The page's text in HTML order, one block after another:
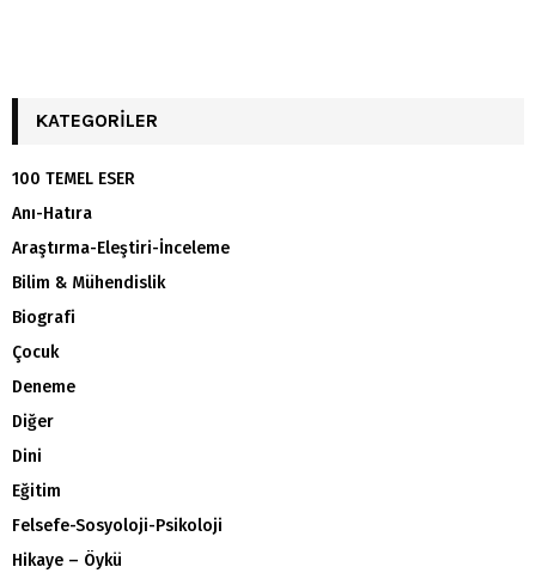
KATEGORILER
100 TEMEL ESER
Anı-Hatıra
Araştırma-Eleştiri-İnceleme
Bilim & Mühendislik
Biografi
Çocuk
Deneme
Diğer
Dini
Eğitim
Felsefe-Sosyoloji-Psikoloji
Hikaye – Öykü